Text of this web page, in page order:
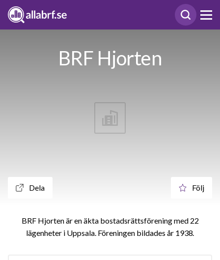
BRF Hjorten
Dela Följ
BRF Hjorten är en äkta bostadsrättsförening med 22
lägenheter i Uppsala. Föreningen bildades år 1938